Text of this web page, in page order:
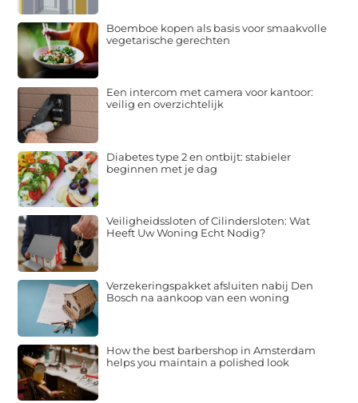
Boemboe kopen als basis voor smaakvolle
vegetarische gerechten
Een intercom met camera voor kantoor:
veilig en overzichtelijk
Diabetes type 2 en ontbijt: stabieler
beginnen met je dag
Veiligheidssloten of Cilindersloten: Wat
Heeft Uw Woning Echt Nodig?
Verzekeringspakket afsluiten nabij Den
Bosch na aankoop van een woning
How the best barbershop in Amsterdam
helps you maintain a polished look